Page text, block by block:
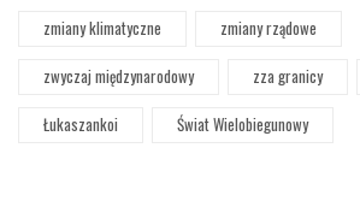
zmiany klimatyczne
zmiany rządowe
zwyczaj międzynarodowy
zza granicy
Łukaszankoi
Świat Wielobiegunowy